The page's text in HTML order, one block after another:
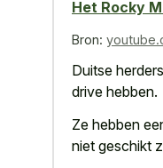
Het Rocky
Bron:
Duitse
drive hebben.
Ze hebben
niet geschikt